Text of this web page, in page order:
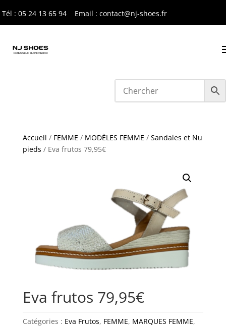
Tél : 05 24 13 65 94 Email : contact@nj-shoes.fr
Accueil / FEMME / MODÈLES FEMME / Sandales et Nu
pieds / Eva frutos 79,95€
Eva frutos 79,95€
Catégories : Eva Frutos, FEMME, MARQUES FEMME,